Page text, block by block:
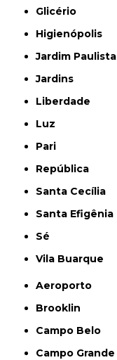
Glicério
Higienópolis
Jardim Paulista
Jardins
Liberdade
Luz
Pari
República
Santa Cecília
Santa Efigênia
Sé
Vila Buarque
Aeroporto
Brooklin
Campo Belo
Campo Grande